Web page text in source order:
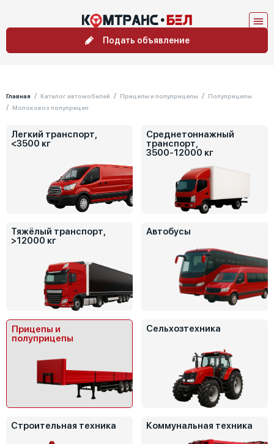
Подать объявление
Главная Каталог автомобилей Прицепы и полуприцепы
Полуприцепы
Молоковоз полуприцеп
Легкий транспорт,
<3500 кг
Среднетоннажный
транспорт,
3500-12000 кг
Тяжёлый транспорт,
>12000 кг
Автобусы
Прицепы и
полуприцепы
Сельхозтехника
Строительная техника Коммунальная техника